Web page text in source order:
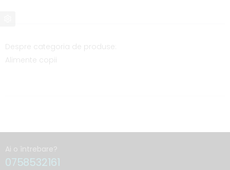
Despre categoria de produse:
Alimente copii
Ai o întrebare?
0758532161